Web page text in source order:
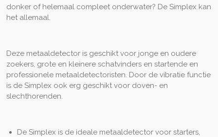
donker of helemaal compleet onderwater? De Simplex kan
het allemaal.
Deze metaaldetector is geschikt voor jonge en oudere
zoekers, grote en kleinere schatvinders en startende en
professionele metaaldetectoristen. Door de vibratie functie
is de Simplex ook erg geschikt voor doven- en
slechthorenden.
De Simplex is de ideale metaaldetector voor starters,